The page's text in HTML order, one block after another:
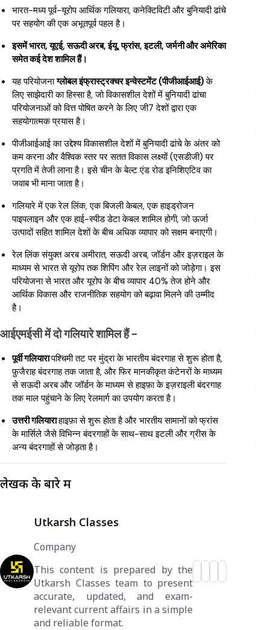
भारत-मध्य पूर्व-यूरोप आर्थिक गलियारा, कनेक्टिविटी और बुनियादी ढांचे
पर सहयोग की एक अभूतपूर्व पहल है।
इसमें भारत, यूएई, सऊदी अरब, ईयू, फ्रांस, इटली, जर्मनी और अमेरिका
समेत कई देश शामिल हैं।
यह परियोजनाग्लोबल इंफ्रास्ट्रक्चर इन्वेस्टमेंट (पीजीआईआई)के
लिए साझेदारी का हिस्सा है, जो विकासशील देशों में बुनियादी ढांचा
परियोजनाओं को वित्त पोषित करने के लिए जी7 देशों द्वारा एक
सहयोगात्मक प्रयास है।
पीजीआईआई का उद्देश्य विकासशील देशों में बुनियादी ढांचे के अंतर को
कम करना और वैश्विक स्तर पर सतत विकास लक्ष्यों (एसडीजी) पर
प्रगति में तेजी लाना है। इसे चीन के बेल्ट एंड रोड इनिशिएटिव का
जवाब भी माना जाता है।
गलियारे में एक रेल लिंक, एक बिजली केबल, एक हाइड्रोजन
पाइपलाइन और एक हाई-स्पीड डेटा केबल शामिल होगी, जो ऊर्जा
उत्पादों सहित शामिल देशों के बीच अधिक व्यापार को सक्षम बनाएगी।
रेल लिंक संयुक्त अरब अमीरात, सऊदी अरब, जॉर्डन और इज़राइल के
माध्यम से भारत से यूरोप तक शिपिंग और रेल लाइनों को जोड़ेगा। इस
परियोजना से भारत और यूरोप के बीच व्यापार 40% तेज होने और
आर्थिक विकास और राजनीतिक सहयोग को बढ़ावा मिलने की उम्मीद
है।
आईएमईसी में दो गलियारे शामिल हैं -
पूर्वी गलियारापश्चिमी तट पर मुंद्रा के भारतीय बंदरगाह से शुरू होता है,
फ़ुजैराह बंदरगाह तक जाता है, और फिर मानकीकृत कंटेनरों के माध्यम
से सऊदी अरब और जॉर्डन के माध्यम से हाइफ़ा के इज़राइली बंदरगाह
तक माल पहुंचाने के लिए रेलमार्ग का उपयोग करता है।
उत्तरी गलियाराहाइफ़ा से शुरू होता है और भारतीय सामानों को फ्रांस
के मार्सिले जैसे विभिन्न बंदरगाहों के साथ-साथ इटली और ग्रीस के
अन्य बंदरगाहों से जोड़ता है।
लेखक के बारे में
Utkarsh Classes
Company
This content is prepared by the
Utkarsh Classes team to present
accurate, updated, and exam-
relevant current affairs in a simple
and reliable format.